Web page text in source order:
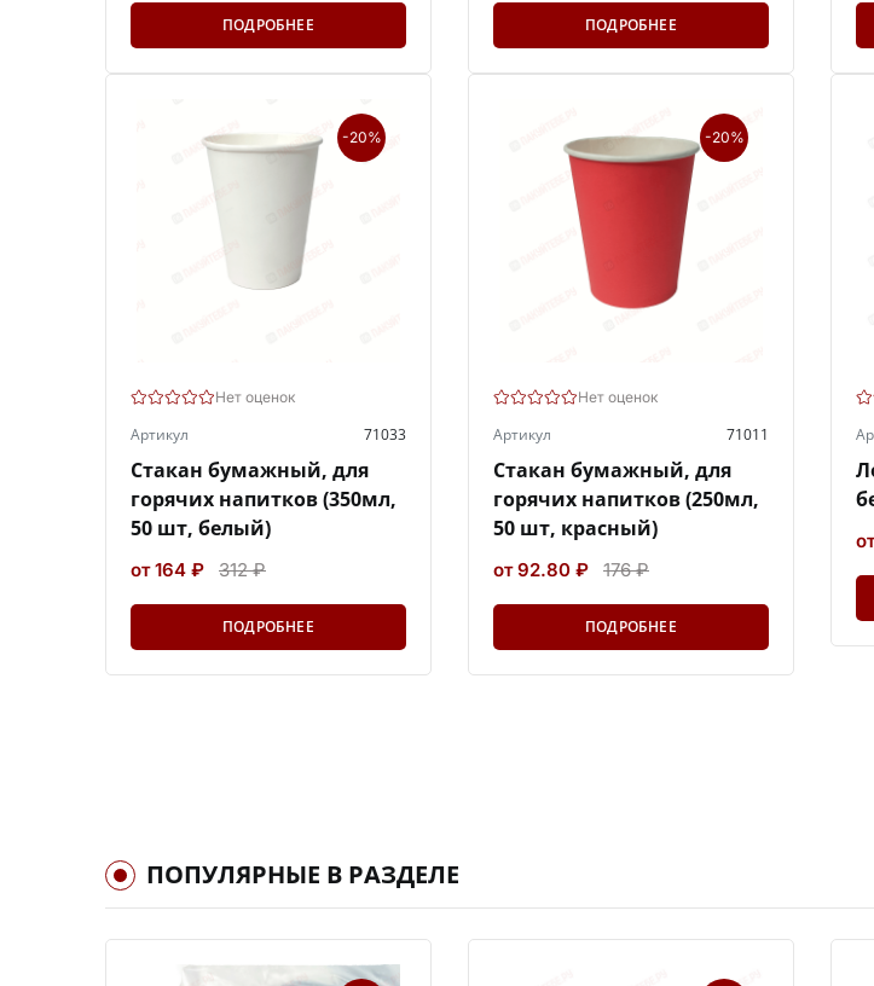
ПОДРОБНЕЕ ПОДРОБНЕЕ
-20%
Нет оценок
Артикул 71033
Стакан бумажный, для
горячих напитков (350мл,
50 шт, белый)
от 164 ₽ 312 ₽
ПОДРОБНЕЕ
-20%
Нет оценок
Артикул 71011
Стакан бумажный, для
горячих напитков (250мл,
50 шт, красный)
от 92.80 ₽ 176 ₽
ПОДРОБНЕЕ
ПОПУЛЯРНЫЕ В РАЗДЕЛЕ